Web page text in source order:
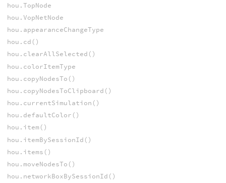
hou.TopNode
hou.VopNetNode
hou.appearanceChangeType
hou.cd()
hou.clearAllSelected()
hou.colorItemType
hou.copyNodesTo()
hou.copyNodesToClipboard()
hou.currentSimulation()
hou.defaultColor()
hou.item()
hou.itemBySessionId()
hou.items()
hou.moveNodesTo()
hou.networkBoxBySessionId()